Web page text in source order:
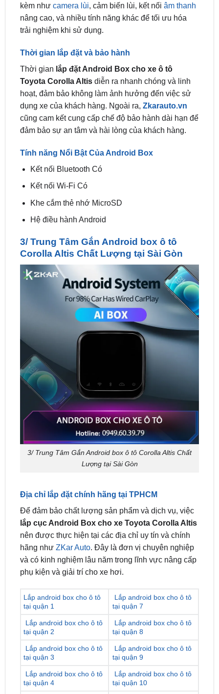
trải nghiệm khi sử dụng.
Thời gian lắp đặt và bảo hành
Toyota Corolla Altisdiễn ra nhanh chóng và linh
hoạt, đảm bảo không làm ảnh hưởng đến việc sử
dụng xe của khách hàng. Ngoài ra, Zkarauto.vn
cũng cam kết cung cấp chế độ bảo hành dài hạn để
đảm bảo sự an tâm và hài lòng của khách hàng.
Tính năng Nổi Bật Của Android Box
3/ Trung Tâm Gắn Android box ô tô
Lượng tại Sài Gòn
Địa chỉ lắp đặt chính hãng tại TPHCM
lắp cục Android Box cho xe Toyota Corolla Altis
nên được thực hiện tại các địa chỉ uy tín và chính
hãng nhưZKar Auto. Đây là đơn vị chuyên nghiệp
và có kinh nghiệm lâu năm trong lĩnh vực nâng cấp
phụ kiện và giải trí cho xe hơi.
Lắp android box cho ô tô
Lắp android box cho ô tô
Lắp android box cho ô tô
tại quận 2
Lắp android box cho ô tô
tại quận 8
Lắp android box cho ô tô
tại quận 3
Lắp android box cho ô tô
tại quận 9
Lắp android box cho ô tô
tại quận 4
Lắp android box cho ô tô
tại quận 10
Lắp android box cho ô tô
tại quận 5
Lắp android box cho ô tô
tại quận 11